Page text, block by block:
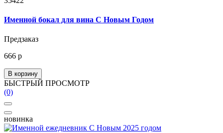
Именной бокал для вина С Новым Годом
Предзаказ
666 р
В корзину
БЫСТРЫЙ ПРОСМОТР
(0)
новинка